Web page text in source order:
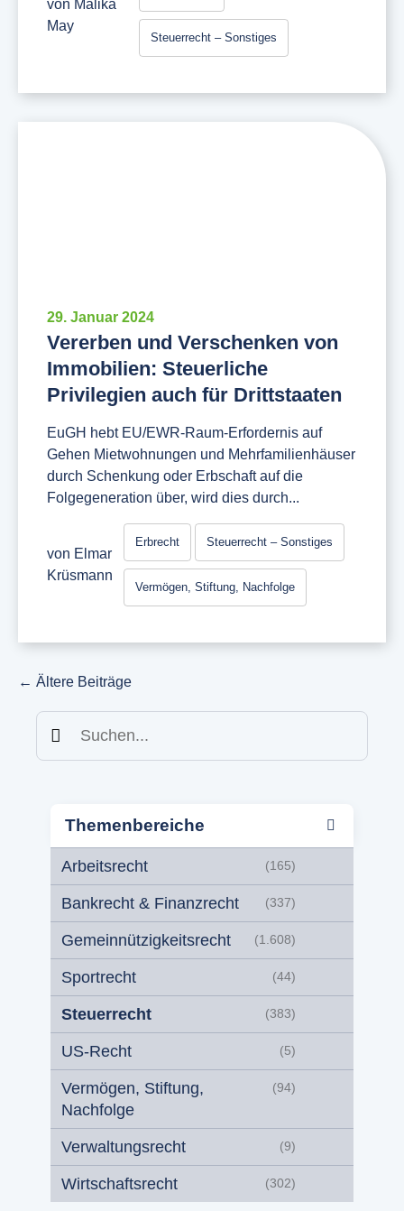
von Malika
May
Steuerrecht – Sonstiges
29. Januar 2024
Vererben und Verschenken von
Immobilien: Steuerliche
Privilegien auch für Drittstaaten
EuGH hebt EU/EWR-Raum-Erfordernis auf
Gehen Mietwohnungen und Mehrfamilienhäuser
durch Schenkung oder Erbschaft auf die
Folgegeneration über, wird dies durch...
von Elmar
Krüsmann
Erbrecht Steuerrecht – Sonstiges
Vermögen, Stiftung, Nachfolge
← Ältere Beiträge
Suchen
Themenbereiche
Arbeitsrecht (165)
Bankrecht & Finanzrecht (337)
Gemeinnützigkeitsrecht (1.608)
Sportrecht (44)
Steuerrecht (383)
US-Recht (5)
Vermögen, Stiftung,
Nachfolge
(94)
Verwaltungsrecht (9)
Wirtschaftsrecht (302)